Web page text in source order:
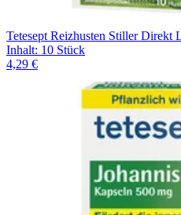
Tetesept Reizhusten Stiller Direkt
Inhalt: 10 Stück
4,29 €